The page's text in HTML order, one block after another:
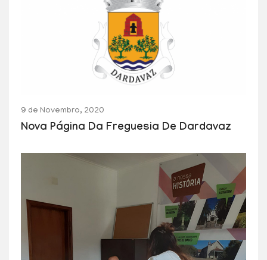
9 de Novembro, 2020
Nova Página Da Freguesia De Dardavaz